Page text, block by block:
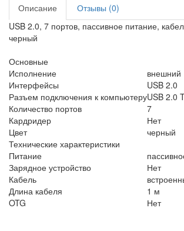
Описание
Отзывы (0)
USB 2.0, 7 портов, пассивное питание,
черный
Основные
Исполнение
внешний
Интерфейсы
USB 2.0
Разъем подключения к компьютеруUSB 2.0
Количество портов
7
Кардридер
Нет
Цвет
черный
Технические характеристики
Питание
Зарядное устройство
Нет
Кабель
Длина кабеля
1 м
OTG
Нет